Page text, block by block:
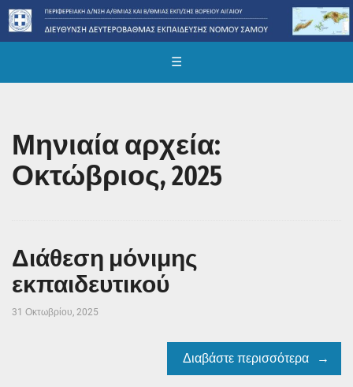
☰
Μηνιαία αρχεία:
Οκτώβριος, 2025
Διάθεση μόνιμης
εκπαιδευτικού
31 Οκτωβρίου, 2025
Διαβάστε περισσότερα